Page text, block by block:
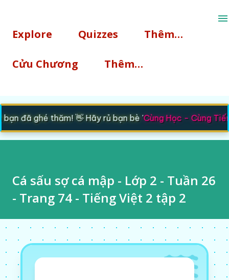
Explore Quizzes Thêm…
Cửu Chương Thêm…
đã ghé thăm! 👋 Hãy rủ bạn bè 'Cùng Học - Cùng Tiến'
Cá sấu sợ cá mập - Lớp 2 - Tuần 26
- Trang 74 - Tiếng Việt 2 tập 2